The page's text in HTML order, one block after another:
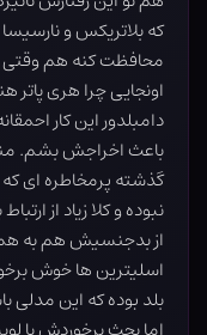
که بلاتریکس و
محافظت کنه هم وقتی
اونجایی چرا هری پاتر
باعث اخراجش بشم.
گذشته پرمخاطره ای
نبوده و کلا زیاد از
اسلیترین ها خوش
بلد بوده که این مدلی